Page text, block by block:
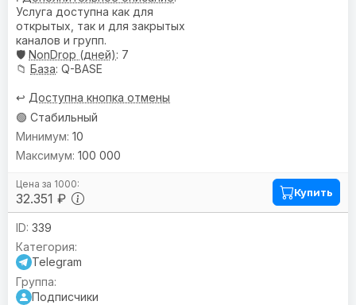
Услуга доступна как для
открытых, так и для закрытых
каналов и групп.
🛡️ NonDrop (дней): 7
📁 База: Q-BASE
↩️ Доступна кнопка отмены
🟢 Стабильный
32.351 ₽
10
100 000
Купить
339
Telegram
Подписчики